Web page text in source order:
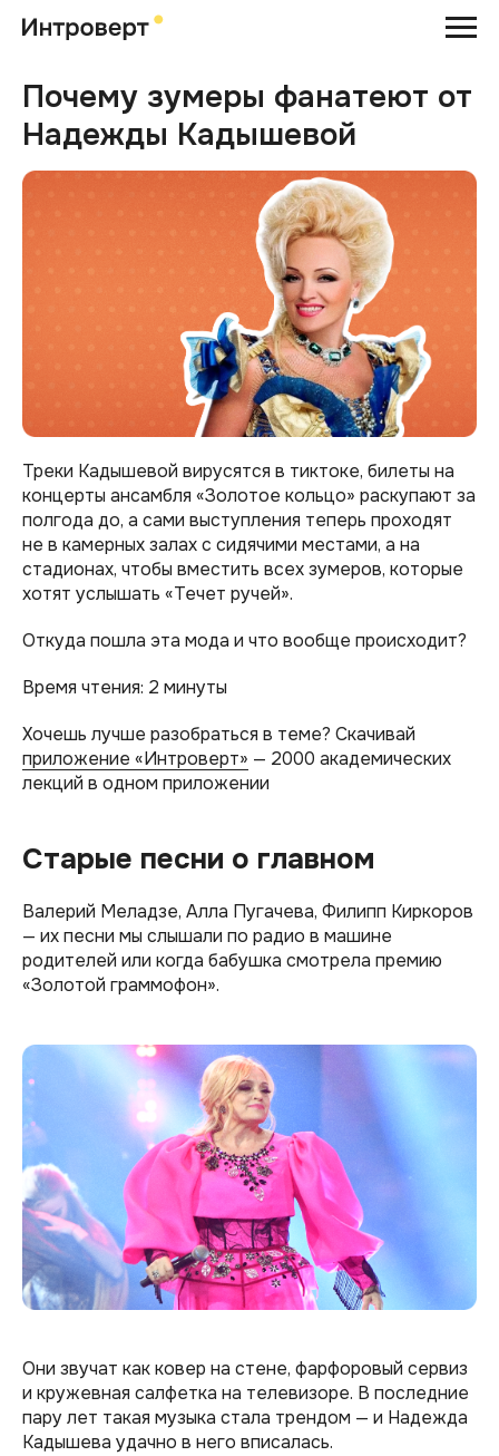
Почему зумеры фанатеют от
Надежды Кадышевой
Треки Кадышевой вирусятся в тиктоке, билеты на
концерты ансамбля «Золотое кольцо» раскупают за
полгода до, а сами выступления теперь проходят
не в камерных залах с сидячими местами, а на
стадионах, чтобы вместить всех зумеров, которые
хотят услышать «Течет ручей».
Откуда пошла эта мода и что вообще происходит?
Время чтения: 2 минуты
Хочешь лучше разобраться в теме? Скачивай
приложение «Интроверт» — 2000 академических
лекций в одном приложении
Старые песни о главном
Валерий Меладзе, Алла Пугачева, Филипп Киркоров
— их песни мы слышали по радио в машине
родителей или когда бабушка смотрела премию
«Золотой граммофон».
Они звучат как ковер на стене, фарфоровый сервиз
и кружевная салфетка на телевизоре. В последние
пару лет такая музыка стала трендом — и Надежда
Кадышева удачно в него вписалась.